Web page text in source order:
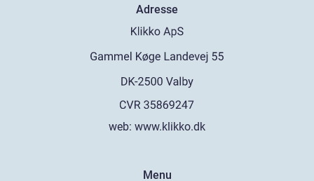
Adresse
web: www.klikko.dk
Menu